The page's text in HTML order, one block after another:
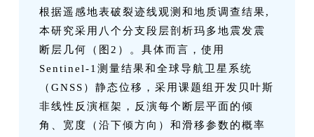
根据遥感地表破裂迹线观测和地质调查结果,
本研究采用八个分支段层剖析玛多地震发震
断层几何（图2）。具体而言，使用
Sentinel-1测量结果和全球导航卫星系统
（GNSS）静态位移，采用课题组开发贝叶斯
非线性反演框架，反演每个断层平面的倾
角、宽度（沿下倾方向）和滑移参数的概率